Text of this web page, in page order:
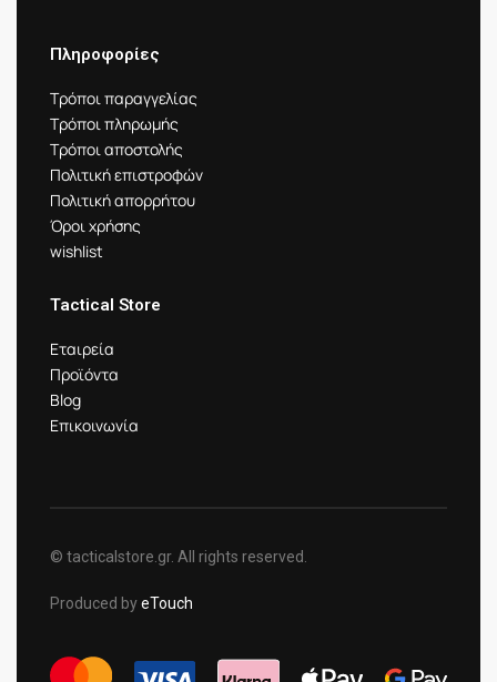
Πληροφορίες
Τρόποι παραγγελίας
Τρόποι πληρωμής
Τρόποι αποστολής
Πολιτική επιστροφών
Πολιτική απορρήτου
Όροι χρήσης
wishlist
Tactical Store
Εταιρεία
Προϊόντα
Blog
Επικοινωνία
© tacticalstore.gr. All rights reserved.
Produced byeTouch